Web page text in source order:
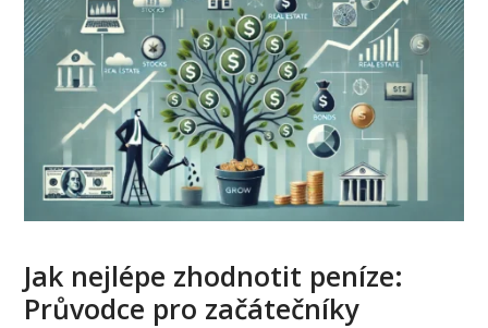
Jak nejlépe zhodnotit peníze:
Průvodce pro začátečníky